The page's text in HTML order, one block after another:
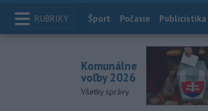
RUBRIKY Index
Šport Počasie Publicistika
Komunálne
voľby 2026
Všetky správy